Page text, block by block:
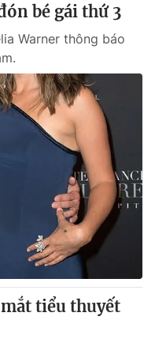
bé gái thứ 3
Warner thông báo
mắt tiểu thuyết